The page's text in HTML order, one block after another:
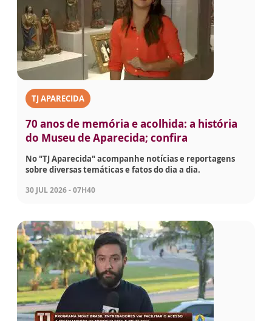
TJ APARECIDA
70 anos de memória e acolhida: a história
do Museu de Aparecida; confira
No "TJ Aparecida" acompanhe notícias e reportagens
sobre diversas temáticas e fatos do dia a dia.
30 JUL 2026 - 07H40